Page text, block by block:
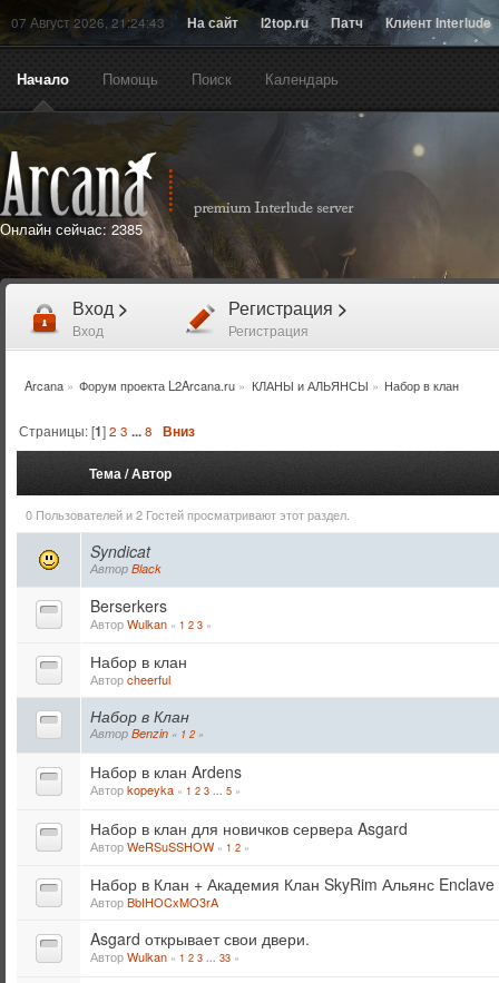
07 Август 2026, 21:24:43 На сайт l2top.ru Патч Клиент Interlude
Начало Помощь Поиск Календарь
Онлайн сейчас: 2385
Вход >
Вход
Регистрация >
Регистрация
Arcana» Форум проекта L2Arcana.ru » КЛАНЫ и АЛЬЯНСЫ » Набор в клан
Страницы: [1]2 3 ...8 Вниз
Тема/Автор
0 Пользователей и 2 Гостей просматривают этот раздел.
Syndicat
Автор Black
Berserkers
АвторWulkan « 1 2 3 »
Набор в клан
Авторcheerful
Набор в Клан
Автор Benzin « 1 2»
Набор в клан Ardens
Авторkopeyka « 1 2 3 ... 5 »
Набор в клан для новичков сервера Asgard
АвторWeRSuSSHOW « 1 2 »
Набор в Клан + Академия Клан SkyRim Альянс Enclave
АвторBbIHOCxMO3rA
Asgard открывает свои двери.
АвторWulkan « 1 2 3 ... 33 »